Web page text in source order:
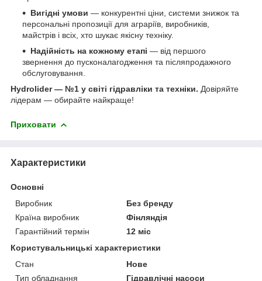
Вигідні умови — конкурентні ціни, системи знижок та
персональні пропозиції для аграріїв, виробників,
майстрів і всіх, хто шукає якісну техніку.
Надійність на кожному етапі — від першого
звернення до пусконалагодження та післяпродажного
обслуговування.
Hydrolider — №1 у світі гідравліки та техніки. Довіряйте
лідерам — обирайте найкраще!
Приховати
Характеристики
Основні
Виробник
Без бренду
Країна виробник
Фінляндія
Гарантійний термін
12 міс
Користувальницькі характеристики
Стан
Нове
Тип обладнання
Гідравлічні насоси